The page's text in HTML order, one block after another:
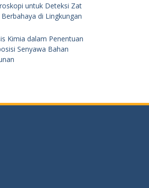
untuk Deteksi Zat
di Lingkungan
Kimia dalam Penentuan
Senyawa Bahan